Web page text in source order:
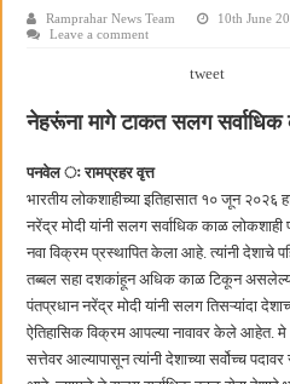
जनार्दन भगत शिक्षण प्रसारक संस्थेच्या मुख्य
छत्रपती शिवाजी महाराज महाराजस्व समाधान
बाल्मर लॉरी आणि शेल इंडियातील कंत्राटी
Ramprahar News Team 10th June
Leave a comment
tweet
नेहरूंना मागे टाकत सलग सर्वाधिक
पनवेल ः रामप्रहर वृत्त
भारतीय लोकशाहीच्या इतिहासात १० जून २०२६
नरेंद्र मोदी यांनी सलग सर्वाधिक काळ
नवा विक्रम प्रस्थापित केला आहे. त्यांनी देशाचे
तब्बल सहा दशकांहून अधिक काळ टिकून
पंतप्रधान नरेंद्र मोदी यांनी सलग तिसऱ्यांदा
ऐतिहासिक विक्रम आपल्या नावावर केले आहेत. मे
सत्तेवर आल्यापासून त्यांनी देशाच्या सर्वोच्च